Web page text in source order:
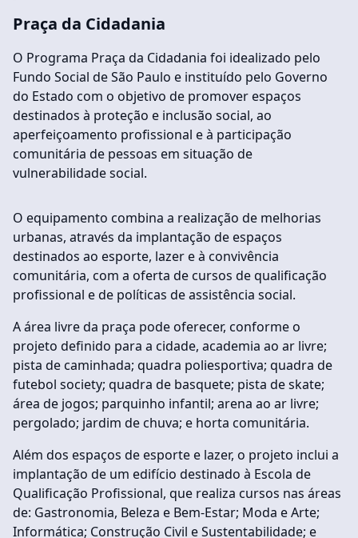
Praça da Cidadania
O Programa Praça da Cidadania foi idealizado pelo
Fundo Social de São Paulo e instituído pelo Governo
do Estado com o objetivo de promover espaços
destinados à proteção e inclusão social, ao
aperfeiçoamento profissional e à participação
comunitária de pessoas em situação de
vulnerabilidade social.
O equipamento combina a realização de melhorias
urbanas, através da implantação de espaços
destinados ao esporte, lazer e à convivência
comunitária, com a oferta de cursos de qualificação
profissional e de políticas de assistência social.
A área livre da praça pode oferecer, conforme o
projeto definido para a cidade, academia ao ar livre;
pista de caminhada; quadra poliesportiva; quadra de
futebol society; quadra de basquete; pista de skate;
área de jogos; parquinho infantil; arena ao ar livre;
pergolado; jardim de chuva; e horta comunitária.
Além dos espaços de esporte e lazer, o projeto inclui a
implantação de um edifício destinado à Escola de
Qualificação Profissional, que realiza cursos nas áreas
de: Gastronomia, Beleza e Bem-Estar; Moda e Arte;
Informática; Construção Civil e Sustentabilidade; e